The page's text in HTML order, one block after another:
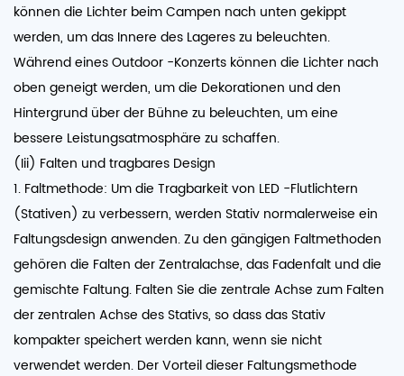
können die Lichter beim Campen nach unten gekippt
werden, um das Innere des Lageres zu beleuchten.
Während eines Outdoor -Konzerts können die Lichter nach
oben geneigt werden, um die Dekorationen und den
Hintergrund über der Bühne zu beleuchten, um eine
bessere Leistungsatmosphäre zu schaffen.
(Iii) Falten und tragbares Design
1. Faltmethode: Um die Tragbarkeit von LED -Flutlichtern
(Stativen) zu verbessern, werden Stativ normalerweise ein
Faltungsdesign anwenden. Zu den gängigen Faltmethoden
gehören die Falten der Zentralachse, das Fadenfalt und die
gemischte Faltung. Falten Sie die zentrale Achse zum Falten
der zentralen Achse des Stativs, so dass das Stativ
kompakter speichert werden kann, wenn sie nicht
verwendet werden. Der Vorteil dieser Faltungsmethode